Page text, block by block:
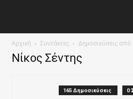
Αρχική Συντάκτες Δημοσιεύσεις από
Νίκος Σέντης
165 Δημοσιεύσεις 0